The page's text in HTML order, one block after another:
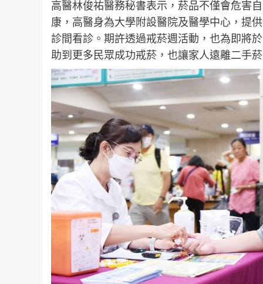
高醫林俊祐醫務秘書表示，菸品不僅會危害
康，高醫身為大學附設醫院及醫學中心，提
診間看診。期許透過戒菸週活動，也為即將
助到更多民眾成功戒菸，也讓家人遠離二手